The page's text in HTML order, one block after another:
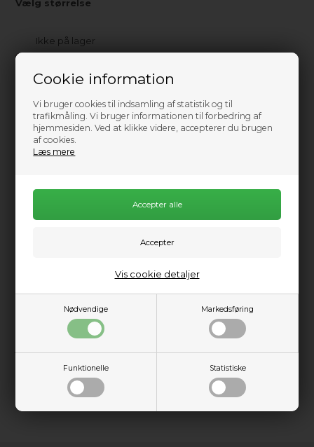
Cookie information
Vi bruger cookies til indsamling af statistik og til
trafikmåling. Vi bruger informationen til forbedring af
hjemmesiden. Ved at klikke videre, accepterer du brugen
af cookies.
Læs mere
Nødvendige Markedsføring
Funktionelle Statistiske
Vis cookie detaljer
Vælg størrelse
0
Ikke på lager
Send mail når varen kommer på lager igen
2.199,00DKK
stole på. Patagonia Womens Boulder Fork Rain Jacket er en
tung eller klam. Den vandtætte og åndbare konstruktion
giver god komfort, uanset om du padler SUP, ror kajak eller
bare bevæger dig langs kysten.
Jakken er lavet til aktiv brug med god bevægelsesfrihed og
en pasform, der fungerer perfekt oven på lag. Hætten kan
Kort sagt: en pålidelig skaljakke til dig, der vil ud på vandet –
også når vejret ikke spiller helt med.